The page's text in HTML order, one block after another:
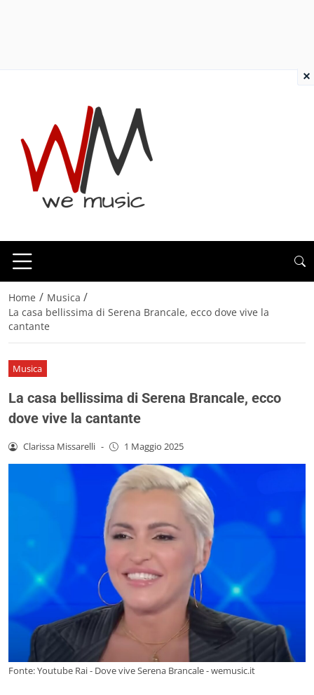
Home / Musica /
La casa bellissima di Serena Brancale, ecco dove vive la
cantante
Musica
La casa bellissima di Serena Brancale, ecco
dove vive la cantante
Clarissa Missarelli - 1 Maggio 2025
Fonte: Youtube Rai - Dove vive Serena Brancale - wemusic.it
×